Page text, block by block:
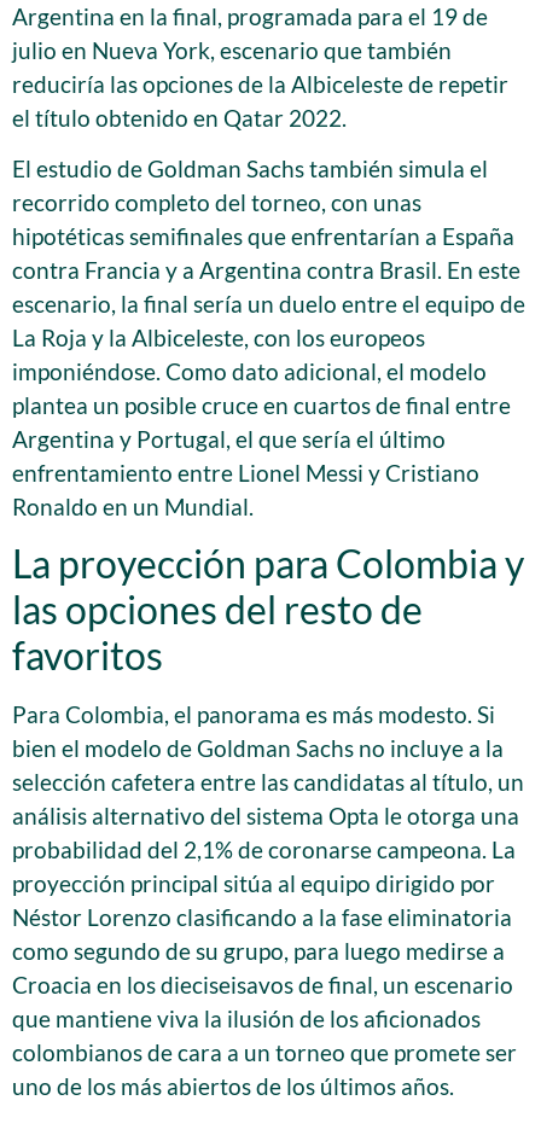
Argentina en la final, programada para el 19 de
julio en Nueva York, escenario que también
reduciría las opciones de la Albiceleste de repetir
el título obtenido en Qatar 2022.
El estudio de Goldman Sachs también simula el
recorrido completo del torneo, con unas
hipotéticas semifinales que enfrentarían a España
contra Francia y a Argentina contra Brasil. En este
escenario, la final sería un duelo entre el equipo de
La Roja y la Albiceleste, con los europeos
imponiéndose. Como dato adicional, el modelo
plantea un posible cruce en cuartos de final entre
Argentina y Portugal, el que sería el último
enfrentamiento entre Lionel Messi y Cristiano
Ronaldo en un Mundial.
La proyección para Colombia y
las opciones del resto de
favoritos
Para Colombia, el panorama es más modesto. Si
bien el modelo de Goldman Sachs no incluye a la
selección cafetera entre las candidatas al título, un
análisis alternativo del sistema Opta le otorga una
probabilidad del 2,1% de coronarse campeona. La
proyección principal sitúa al equipo dirigido por
Néstor Lorenzo clasificando a la fase eliminatoria
como segundo de su grupo, para luego medirse a
Croacia en los dieciseisavos de final, un escenario
que mantiene viva la ilusión de los aficionados
colombianos de cara a un torneo que promete ser
uno de los más abiertos de los últimos años.